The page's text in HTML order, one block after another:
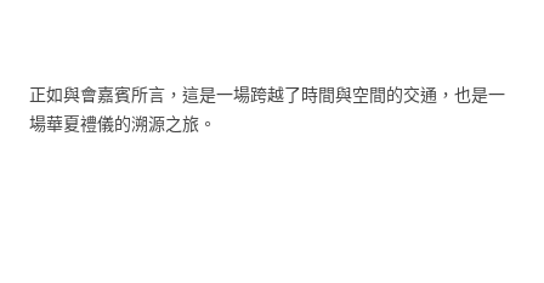
正如與會嘉賓所言，這是一場跨越了時間與空間的交通，也是一
場華夏禮儀的溯源之旅。